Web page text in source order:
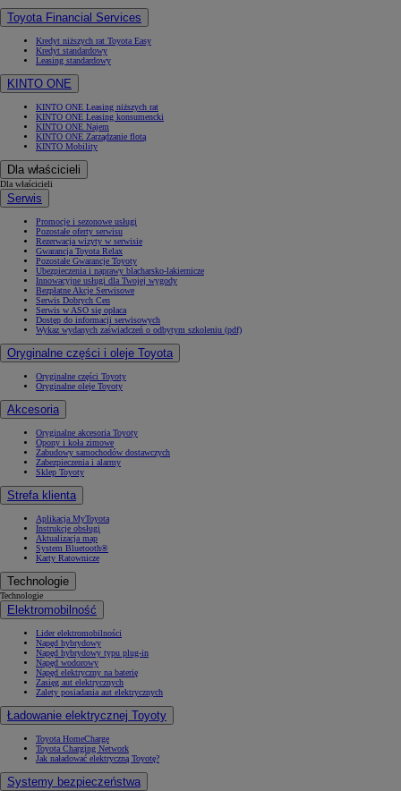
Toyota Financial Services
Kredyt niższych rat Toyota Easy
Kredyt standardowy
Leasing standardowy
KINTO ONE
KINTO ONE Leasing niższych rat
KINTO ONE Leasing konsumencki
KINTO ONE Najem
KINTO ONE Zarządzanie flotą
KINTO Mobility
Dla właścicieli
Dla właścicieli
Serwis
Promocje i sezonowe usługi
Pozostałe oferty serwisu
Rezerwacja wizyty w serwisie
Gwarancja Toyota Relax
Pozostałe Gwarancje Toyoty
Ubezpieczenia i naprawy blacharsko-lakiernicze
Innowacyjne usługi dla Twojej wygody
Bezpłatne Akcje Serwisowe
Serwis Dobrych Cen
Serwis w ASO się opłaca
Dostęp do informacji serwisowych
Wykaz wydanych zaświadczeń o odbytym szkoleniu (pdf)
Oryginalne części i oleje Toyota
Oryginalne części Toyoty
Oryginalne oleje Toyoty
Akcesoria
Oryginalne akcesoria Toyoty
Opony i koła zimowe
Zabudowy samochodów dostawczych
Zabezpieczenia i alarmy
Sklep Toyoty
Strefa klienta
Aplikacja MyToyota
Instrukcje obsługi
Aktualizacja map
System Bluetooth®
Karty Ratownicze
Technologie
Technologie
Elektromobilność
Lider elektromobilności
Napęd hybrydowy
Napęd hybrydowy typu plug-in
Napęd wodorowy
Napęd elektryczny na baterię
Zasięg aut elektrycznych
Zalety posiadania aut elektrycznych
Ładowanie elektrycznej Toyoty
Toyota HomeCharge
Toyota Charging Network
Jak naładować elektryczną Toyotę?
Systemy bezpieczeństwa